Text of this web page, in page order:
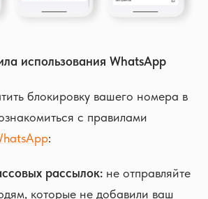
использования WhatsApp
блокировку вашего номера в
с правилами
:
рассылок: не отправляйте
которые не добавили ваш